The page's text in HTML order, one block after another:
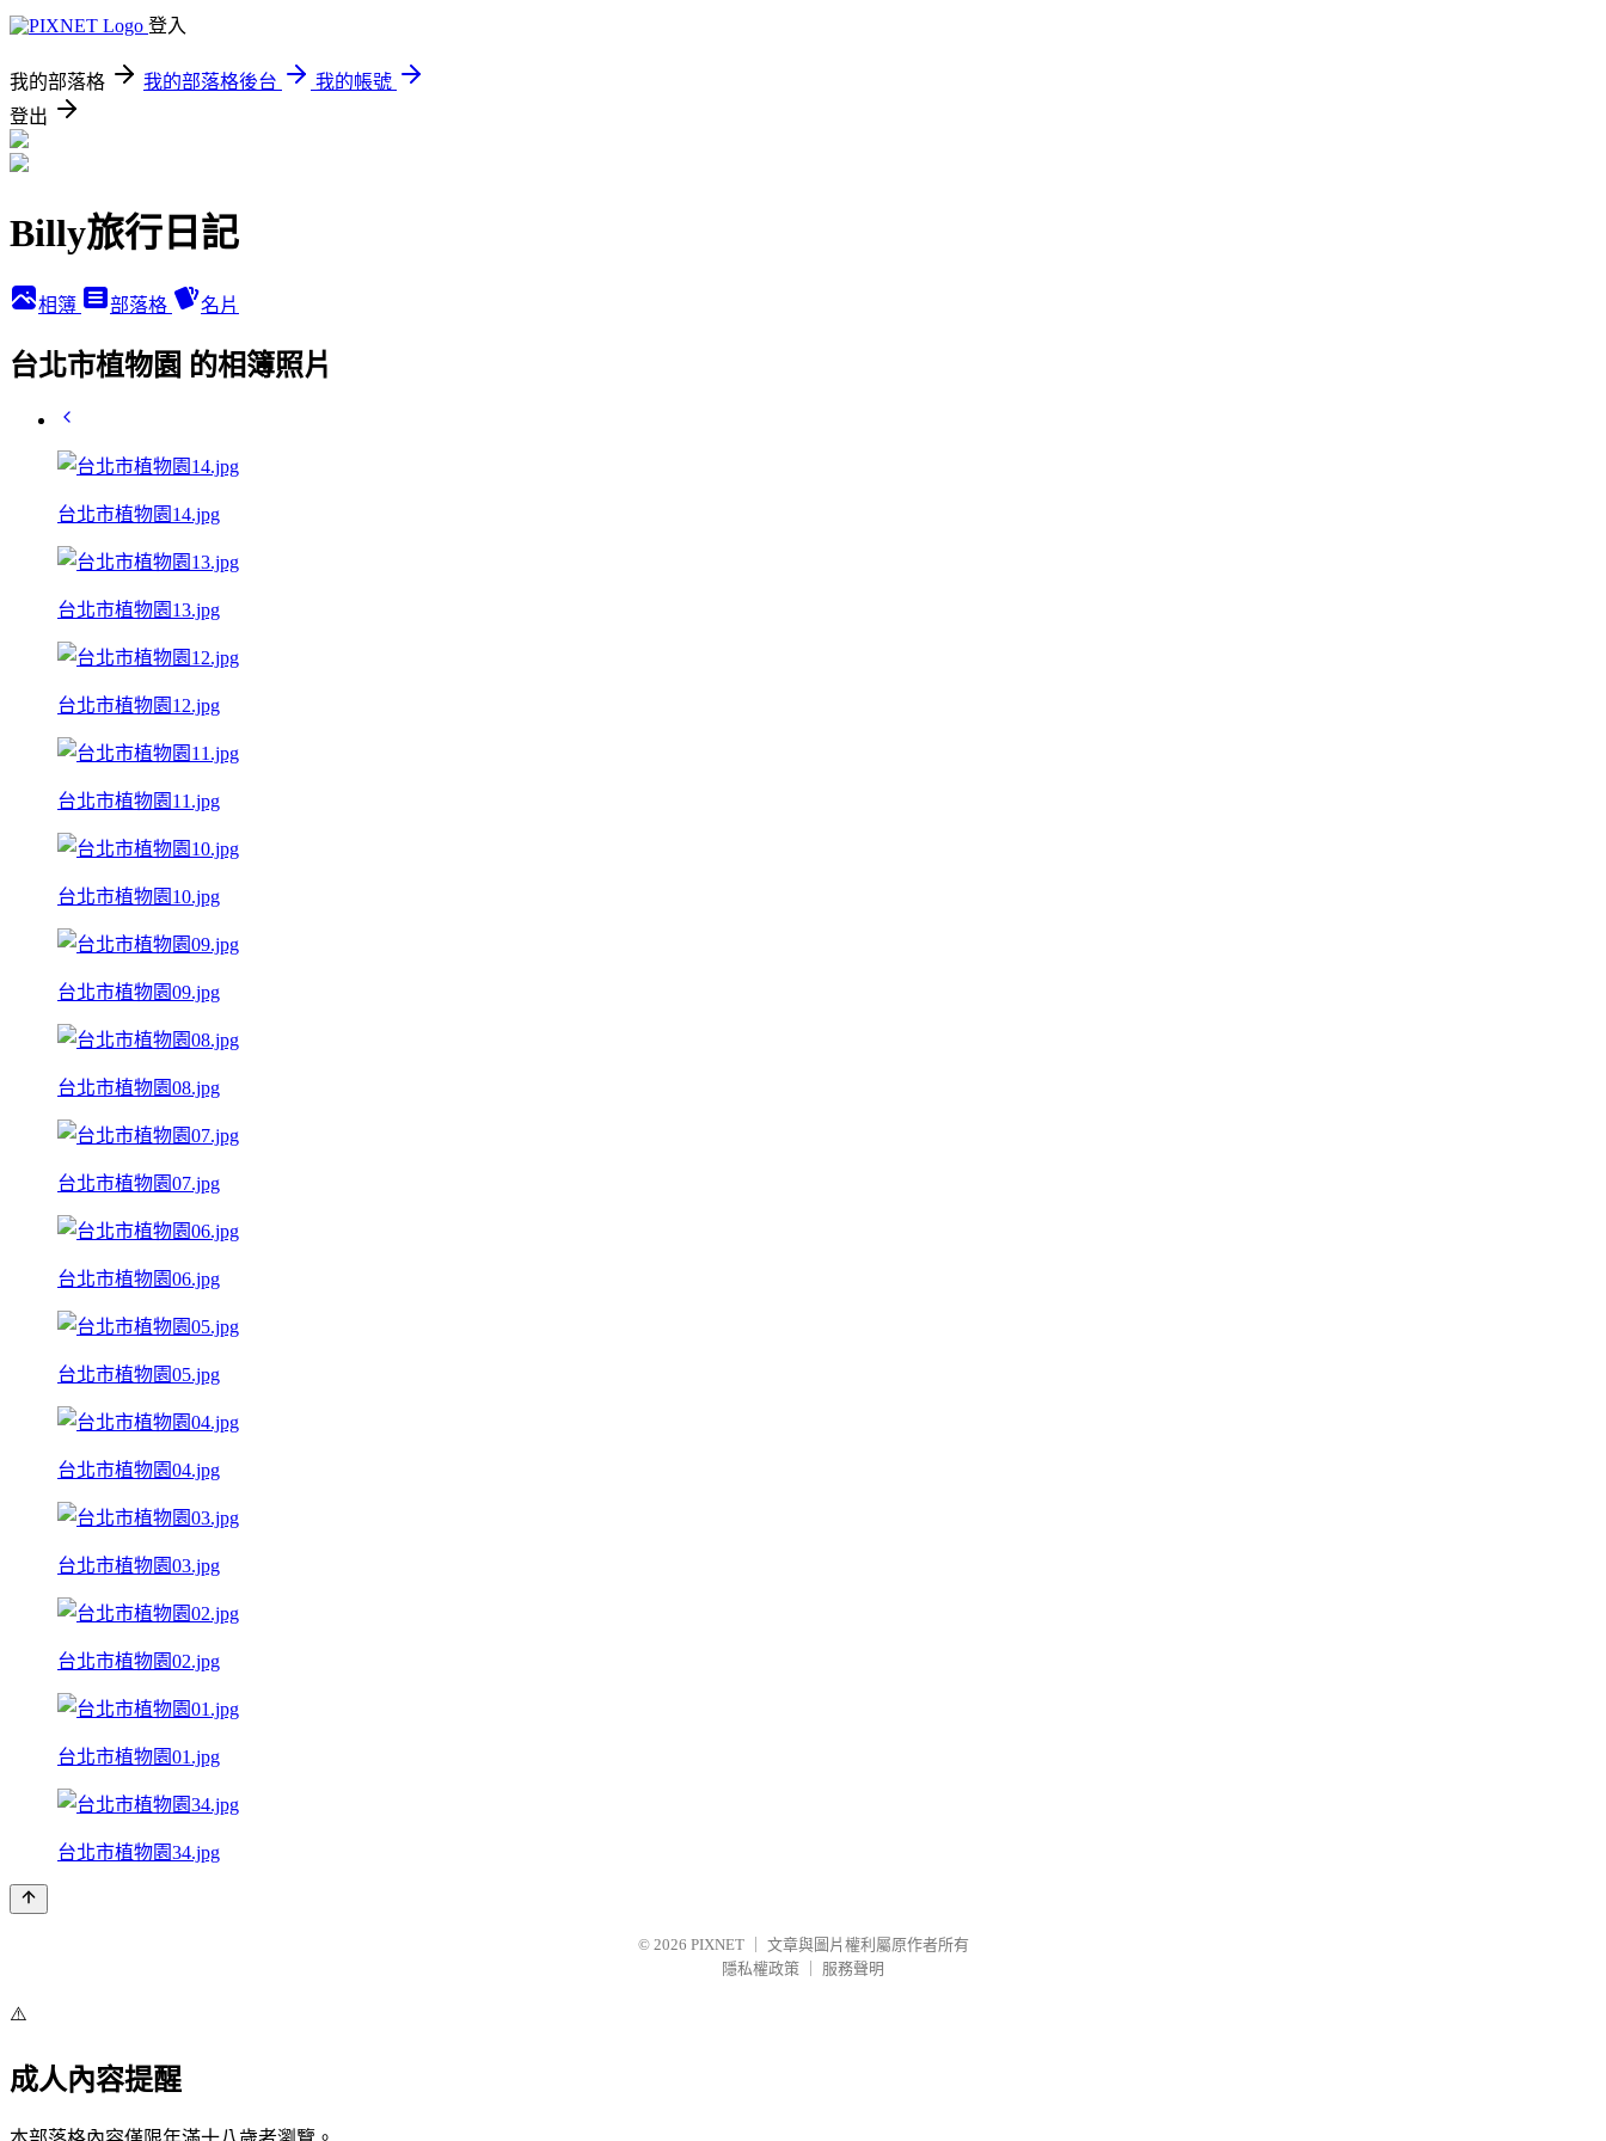
登入
我的部落格 我的部落格後台
我的帳號
登出
Billy旅行日記
相簿 部落格 名片
台北市植物園 的相簿照片
台北市植物園14.jpg
台北市植物園13.jpg
台北市植物園12.jpg
台北市植物園11.jpg
台北市植物園10.jpg
台北市植物園09.jpg
台北市植物園08.jpg
台北市植物園07.jpg
台北市植物園06.jpg
台北市植物園05.jpg
台北市植物園04.jpg
台北市植物園03.jpg
台北市植物園02.jpg
台北市植物園01.jpg
台北市植物園34.jpg
© 2026 PIXNET
文章與圖片權利屬原作者所有
隱私權政策
服務聲明
⚠️
成人內容提醒